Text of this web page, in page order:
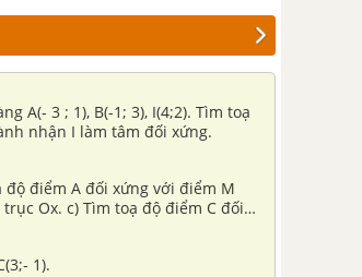
A(- 3 ; 1), B(-1; 3), I(4;2). Tìm toạ
nhận I làm tâm đối xứng.
1).